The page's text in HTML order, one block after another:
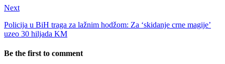
Next
Policija u BiH traga za lažnim hodžom: Za ‘skidanje crne magije’
uzeo 30 hiljada KM
Be the first to comment